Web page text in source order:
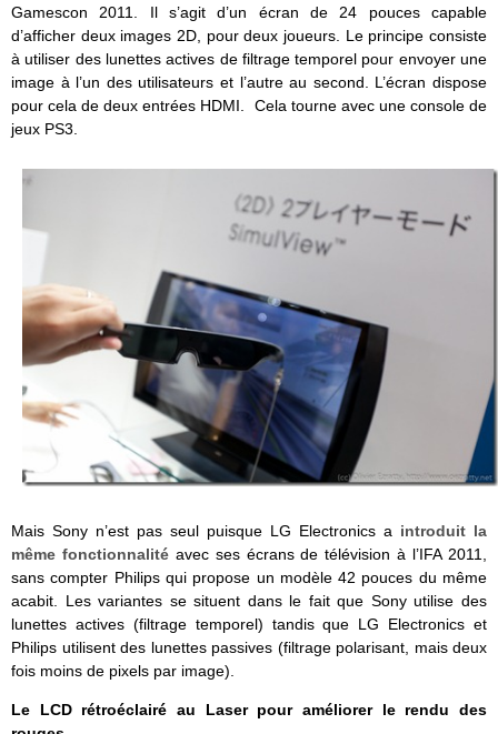
Gamescon 2011. Il s’agit d’un écran de 24 pouces capable
d’afficher deux images 2D, pour deux joueurs. Le principe consiste
à utiliser des lunettes actives de filtrage temporel pour envoyer une
image à l’un des utilisateurs et l’autre au second. L’écran dispose
pour cela de deux entrées HDMI. Cela tourne avec une console de
jeux PS3.
Mais Sony n’est pas seul puisque LG Electronics a introduit la
même fonctionnalitéavec ses écrans de télévision à l’IFA 2011,
sans compter Philips qui propose un modèle 42 pouces du même
acabit. Les variantes se situent dans le fait que Sony utilise des
lunettes actives (filtrage temporel) tandis que LG Electronics et
Philips utilisent des lunettes passives (filtrage polarisant, mais deux
fois moins de pixels par image).
Le LCD rétroéclairé au Laser pour améliorer le rendu des